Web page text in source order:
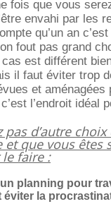
fois que vous
envahi par les
qu’un an
fout pas grand
cas est différent
il faut éviter trop
et aménagées
l’endroit idéal
pas d’autre
et que vous êtes
faire :
planning pour
éviter la